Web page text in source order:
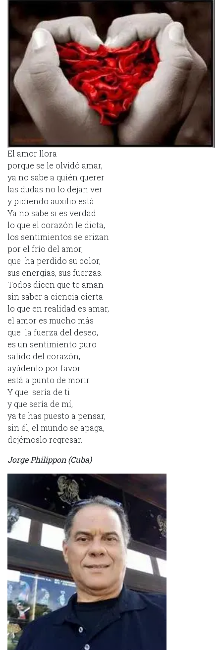
El amor llora
porque se le olvidó amar,
ya no sabe a quién querer
las dudas no lo dejan ver
y pidiendo auxilio está.
Ya no sabe si es verdad
lo que el corazón le dicta,
los sentimientos se erizan
por el frío del amor,
que ha perdido su color,
sus energías, sus fuerzas.
Todos dicen que te aman
sin saber a ciencia cierta
lo que en realidad es amar,
el amor es mucho más
que la fuerza del deseo,
es un sentimiento puro
salido del corazón,
ayúdenlo por favor
está a punto de morir.
Y que sería de ti
y que sería de mí,
ya te has puesto a pensar,
sin él, el mundo se apaga,
dejémoslo regresar.
Jorge Philippon (Cuba)